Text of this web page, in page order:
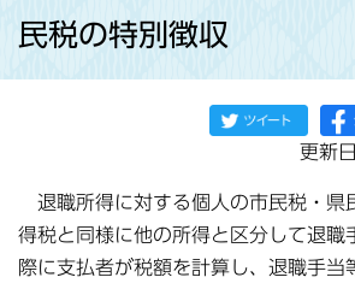
か
民税の特別徴収
更新
退職所得に対する個人の市民税・県
得税と同様に他の所得と区分して退職
際に支払者が税額を計算し、退職手当